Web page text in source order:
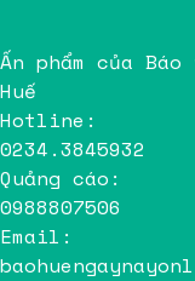
Ấn phẩm của
Huế
Hotline:
0234.3845932
Quảng cáo:
0988807506
Email: